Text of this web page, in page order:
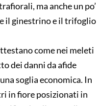
ma anche un po’
il ginestrino e il trifoglio
come nei meleti
dei danni da afide
soglia economica. In
in fiore posizionati in